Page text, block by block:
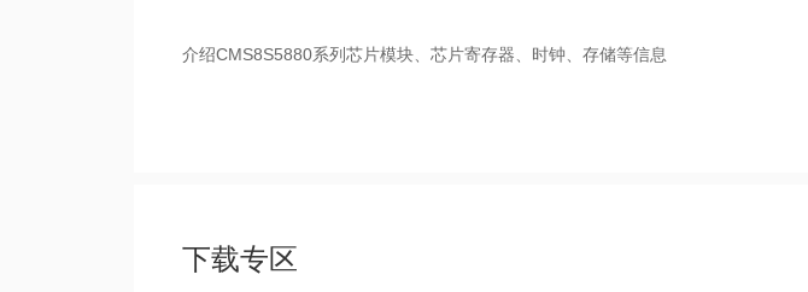
介绍CMS8S5880系列芯片模块、芯片寄存器、时钟、存储等信息
下载专区